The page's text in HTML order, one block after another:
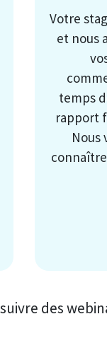
Votre
et nous
temps
rapport
Nous
des